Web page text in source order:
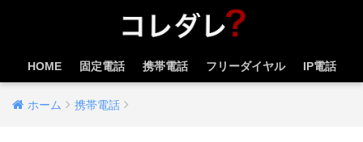
HOME 固定電話 携帯電話 フリーダイヤル IP電話
ホーム 携帯電話